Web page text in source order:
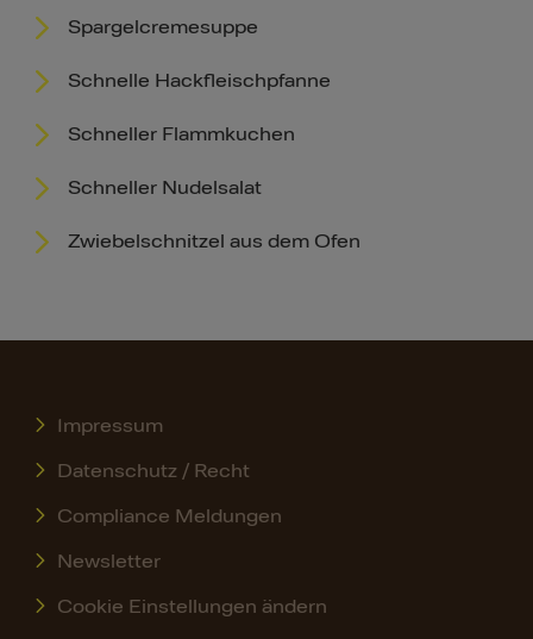
Spargelcremesuppe
Schnelle Hackfleischpfanne
Schneller Flammkuchen
Schneller Nudelsalat
Zwiebelschnitzel aus dem Ofen
Impressum
Datenschutz / Recht
Compliance Meldungen
Newsletter
Cookie Einstellungen ändern